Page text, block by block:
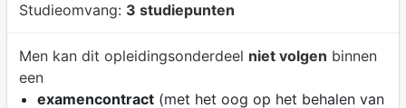
Studieomvang: 3 studiepunten
Men kan dit opleidingsonderdeel niet volgen binnen
een
examencontract(met het oog op het behalen van